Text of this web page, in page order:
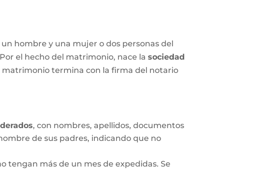
hombre y una mujer o dos personas del
el hecho del matrimonio, nace lasociedad
termina con la firma del notario
, con nombres, apellidos, documentos
de sus padres, indicando que no
tengan más de un mes de expedidas. Se